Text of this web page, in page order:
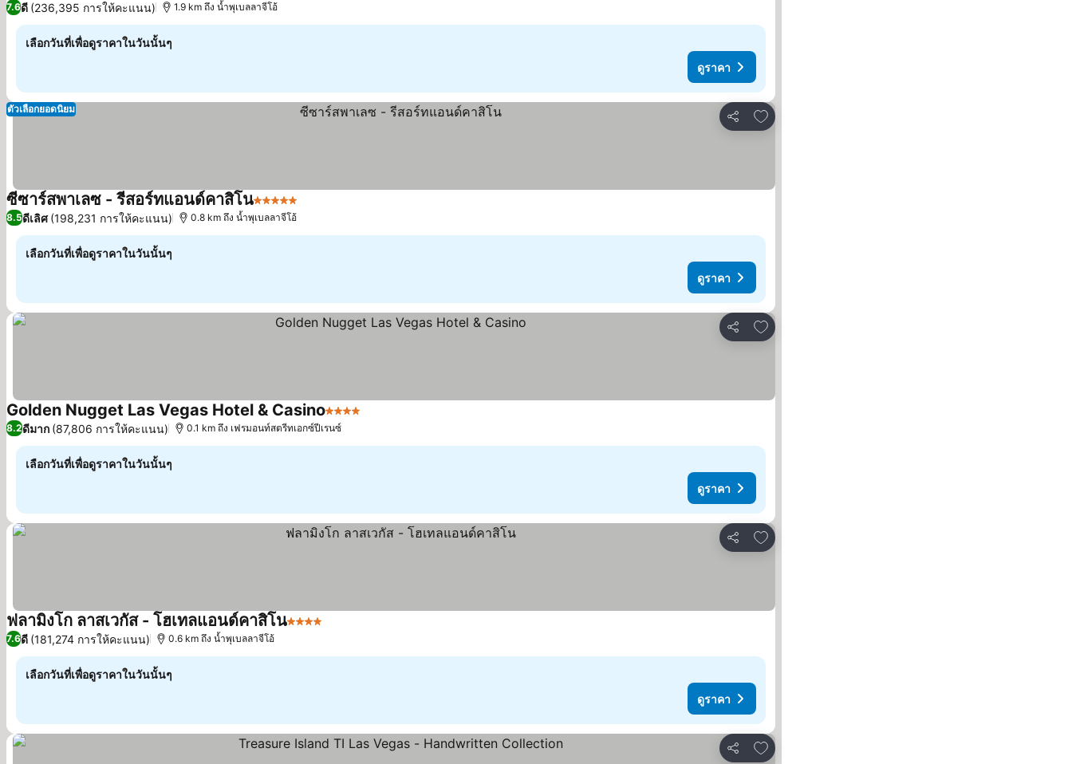
7.6ดี (236,395 การให้คะแนน) 1.9 km ถึง น้ำพุเบลลาจีโอ้
เลือกวันที่เพื่อดูราคาในวันนั้นๆ
ดูราคา
แชร์
เพิ่มในรายการโปรด
ตัวเลือกยอดนิยม
ซีซาร์สพาเลซ - รีสอร์ทแอนด์คาสิโน5 ดาว
8.5ดีเลิศ (198,231 การให้คะแนน) 0.8 km ถึง น้ำพุเบลลาจีโอ้
เลือกวันที่เพื่อดูราคาในวันนั้นๆ
ดูราคา
แชร์
เพิ่มในรายการโปรด
Golden Nugget Las Vegas Hotel & Casino4 ดาว
8.2ดีมาก (87,806 การให้คะแนน) 0.1 km ถึง เฟรมอนท์สตรีทเอกซ์ปีเรนซ์
เลือกวันที่เพื่อดูราคาในวันนั้นๆ
ดูราคา
แชร์
เพิ่มในรายการโปรด
ฟลามิงโก ลาสเวกัส - โฮเทลแอนด์คาสิโน4 ดาว
7.6ดี (181,274 การให้คะแนน) 0.6 km ถึง น้ำพุเบลลาจีโอ้
เลือกวันที่เพื่อดูราคาในวันนั้นๆ
ดูราคา
แชร์
เพิ่มในรายการโปรด